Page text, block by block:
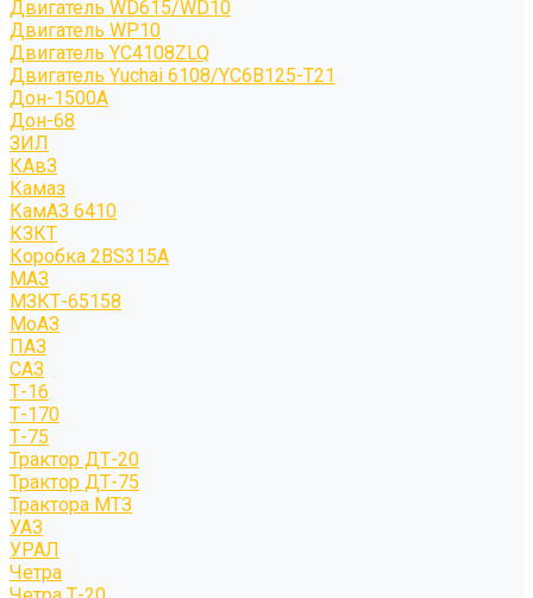
Двигатель WD615/WD10
Двигатель WP10
Двигатель YC4108ZLQ
Двигатель Yuchai 6108/YC6B125-T21
Дон-1500А
Дон-68
ЗИЛ
КАвЗ
Камаз
КамАЗ 6410
КЗКТ
Коробка 2BS315A
МАЗ
МЗКТ-65158
МоАЗ
ПАЗ
САЗ
Т-16
Т-170
Т-75
Трактор ДТ-20
Трактор ДТ-75
Трактора МТЗ
УАЗ
УРАЛ
Четра